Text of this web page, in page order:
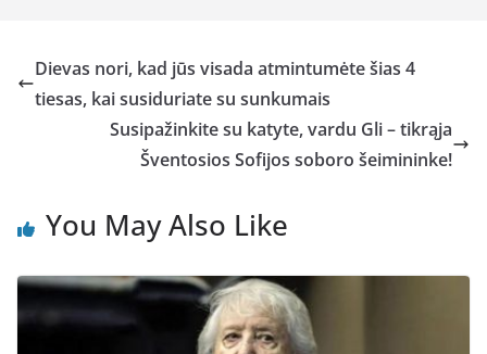
Dievas nori, kad jūs visada atmintumėte šias 4
tiesas, kai susiduriate su sunkumais
Susipažinkite su katyte, vardu Gli – tikrąja
Šventosios Sofijos soboro šeimininke!
You May Also Like